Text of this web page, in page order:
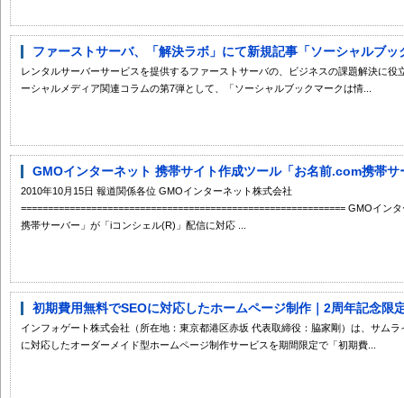
ファーストサーバ、「解決ラボ」にて新規記事「ソーシャルブッ
レンタルサーバーサービスを提供するファーストサーバの、ビジネスの課題解決に
ーシャルメディア関連コラムの第7弾として、「ソーシャルブックマークは情...
GMOインターネット 携帯サイト作成ツール「お名前.com携帯
2010年10月15日 報道関係各位 GMOインターネット株式会社
============================================================ GMOイ
携帯サーバー」が「iコンシェル(R)」配信に対応 ...
初期費用無料でSEOに対応したホームページ制作｜2周年記念限
インフォゲート株式会社（所在地：東京都港区赤坂 代表取締役：脇家剛）は、サム
に対応したオーダーメイド型ホームページ制作サービスを期間限定で「初期費...